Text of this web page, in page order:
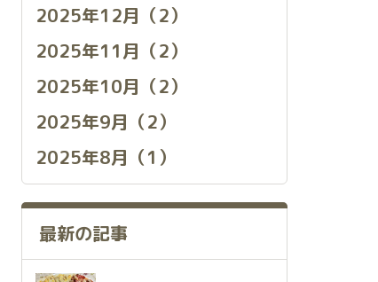
2025年12月（2）
2025年11月（2）
2025年10月（2）
2025年9月（2）
2025年8月（1）
最新の記事